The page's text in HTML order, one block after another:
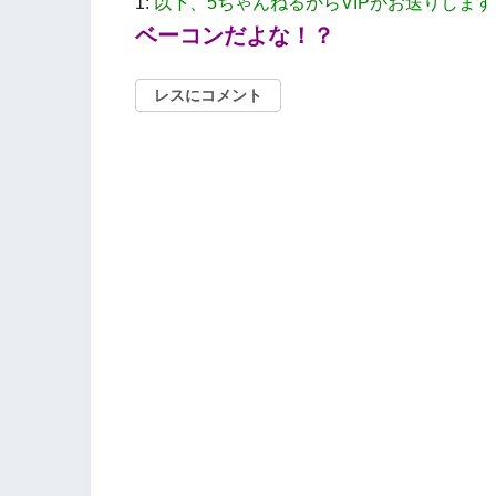
ベーコンだよな！？
レスにコメント